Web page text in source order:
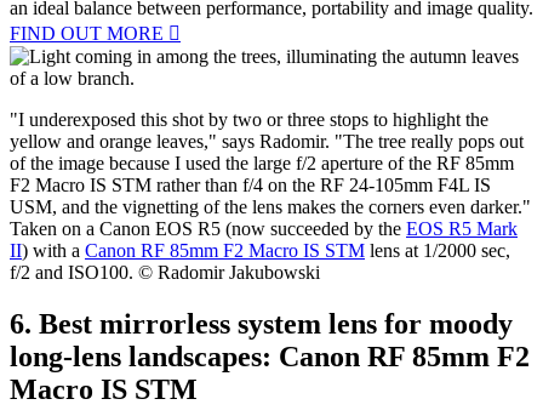
Canon RF 24-105mm F4L IS USM
an ideal balance between performance, portability and image quality.
FIND OUT MORE 
"I underexposed this shot by two or three stops to highlight the
yellow and orange leaves," says Radomir. "The tree really pops out
of the image because I used the large f/2 aperture of the RF 85mm
USM, and the vignetting of the lens makes the corners even darker."
Taken on a Canon EOS R5 (now succeeded by theEOS R5 Mark
II) with aCanon RF 85mm F2 Macro IS STM
lens at 1/2000 sec,
f/2 and ISO100. © Radomir Jakubowski